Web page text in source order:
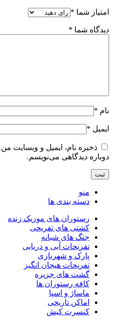
امتیاز شما *
دیدگاه شما *
نام *
ایمیل *
ذخیره نام، ایمیل و وبسایت
دوباره دیدگاهی می‌نویسم.
منو
دسته بندی ها
رستوران های موزیک زنده
کشتی های تفریحی
جنگ های شبانه
تفریحات آبی و دریایی
پارک و شهربازی
تفریحات هیجان انگیز
گشت های جزیره
کافه رستوران ها
ماساژ و اسپا
اماکن تاریخی
کنسرت کیش